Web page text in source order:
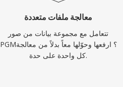
معالجة ملفات متعددة
تتعامل مع مجموعة بيانات من صور
PGM؟ ارفعها وحوّلها معاً بدلاً من معالجة
كل واحدة على حدة.